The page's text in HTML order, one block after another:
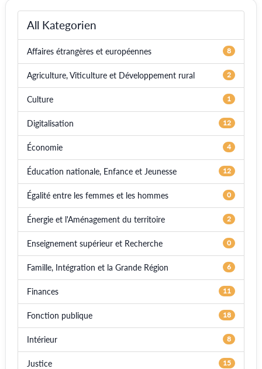
All Kategorien
Affaires étrangères et européennes 8
Agriculture, Viticulture et Développement rural 2
Culture 1
Digitalisation 12
Économie 4
Éducation nationale, Enfance et Jeunesse 12
Égalité entre les femmes et les hommes 0
Énergie et l'Aménagement du territoire 2
Enseignement supérieur et Recherche 0
Famille, Intégration et la Grande Région 6
Finances 11
Fonction publique 18
Intérieur 8
Justice 15